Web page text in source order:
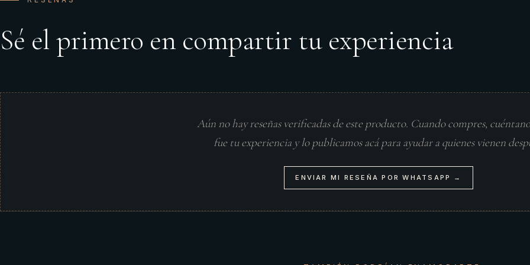
Sé el primero en compartir tu experiencia
Aún no hay reseñas verificadas de este producto. Cuando compres,
fue tu experiencia y lo publicamos acá para ayudar a quienes vienen
ENVIAR MI RESEÑA POR WHATSAPP →